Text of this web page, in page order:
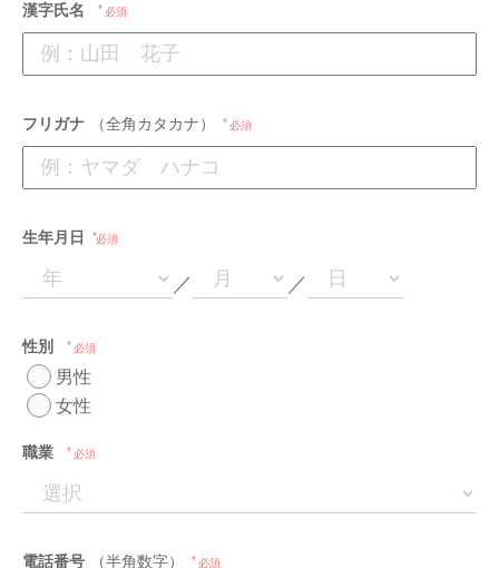
漢字氏名 必須
フリガナ （全角カタカナ） 必須
生年月日 必須
／ ／
性別 必須
男性
女性
職業 必須
電話番号 （半角数字） 必須